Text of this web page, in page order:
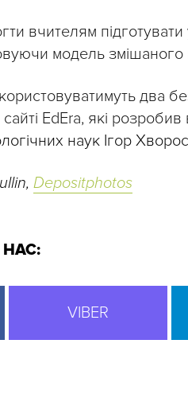
вчителям
модель
два
сайті EdEra, які
наук Ігор
Depositphotos
VIBER